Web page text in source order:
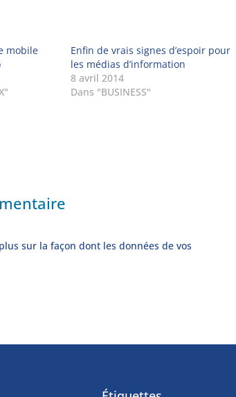
mobile
Enfin de vrais signes d’espoir pour
les médias d’information
8 avril 2014
Dans "BUSINESS"
sur la façon dont les données de vos